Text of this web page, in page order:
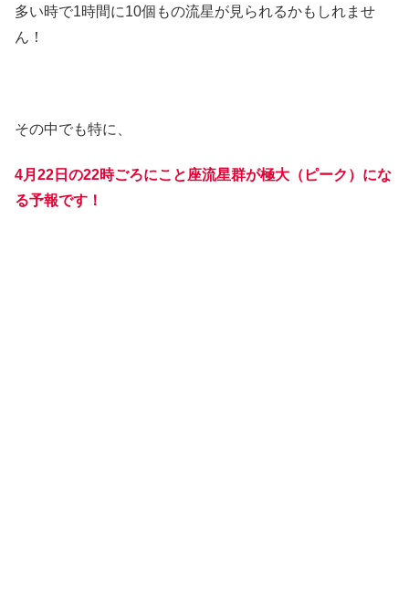
多い時で1時間に10個もの流星が見られるかもしれませ
ん！
その中でも特に、
4月22日の22時ごろにこと座流星群が極大（ピーク）にな
る予報です！